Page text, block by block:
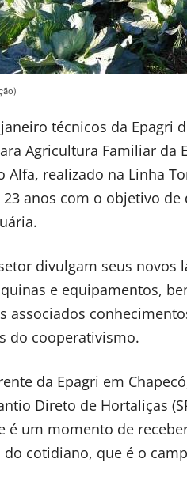
técnicos da Epagri
Agricultura Familiar da
Alfa, realizado na Linha
23 anos com o objetivo
divulgam seus
e equipamentos,
associados
do cooperativismo.
da Epagri em
Direto de Hortaliças
é um momento de
cotidiano, que é o